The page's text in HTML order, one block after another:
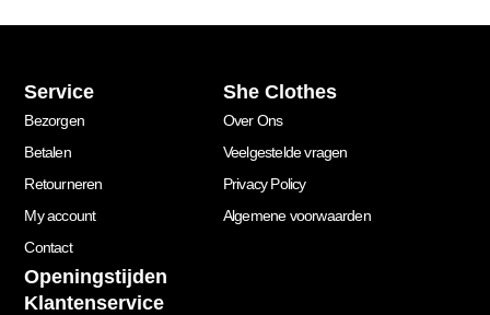
Service
Bezorgen
Betalen
Retourneren
My account
Contact
She Clothes
Over Ons
Veelgestelde vragen
Privacy Policy
Algemene voorwaarden
Openingstijden
Klantenservice